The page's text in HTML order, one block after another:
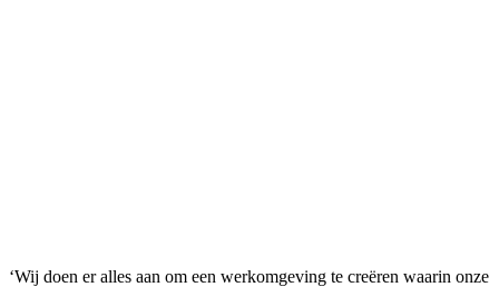
‘Wij doen er alles aan om een werkomgeving te creëren waarin onze